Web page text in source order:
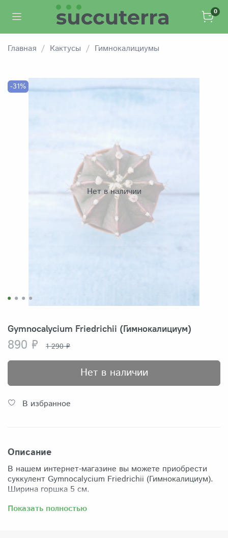
0
Главная Кактусы Гимнокалициумы
Нет в наличии
-31%
Gymnocalycium Friedrichii (Гимнокалициум)
890 ₽ 1 290 ₽
Нет в наличии
В избранное
Описание
В нашем интернет-магазине вы можете приобрести
суккулент Gymnocalycium Friedrichii (Гимнокалициум).
Ширина горшка 5 см.
Забрать растение можно самовывозом из нашего
Показать полностью